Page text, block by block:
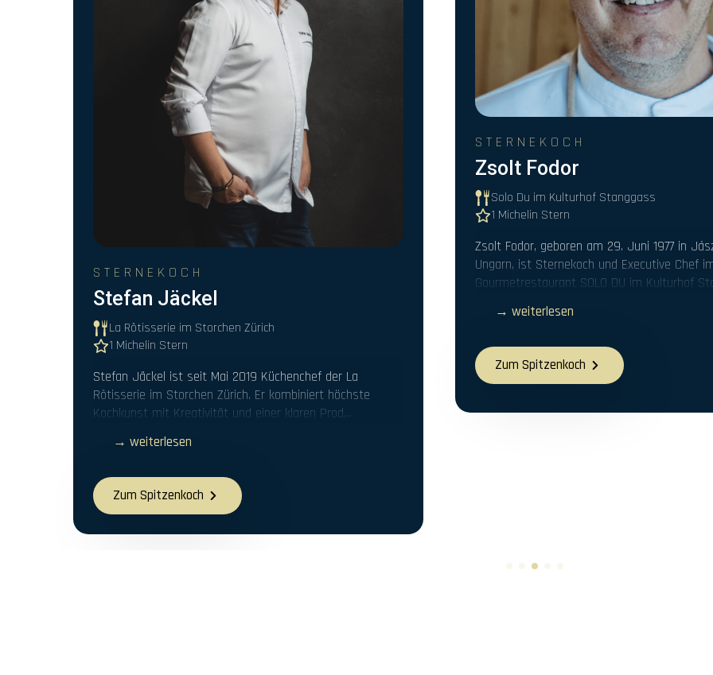
STERNEKOCH
Stefan Jäckel
La Rôtisserie im Storchen Zürich
1 Michelin Stern
Stefan Jäckel ist seit Mai 2019 Küchenchef der La
Rôtisserie im Storchen Zürich. Er kombiniert höchste
Kochkunst mit Kreativität und einer klaren Prod...
→ weiterlesen
Zum Spitzenkoch
STERNEKOCH
Zsolt Fodor
Solo Du im Kulturhof Stanggass
1 Michelin Stern
Zsolt Fodor, geboren am 29. Juni 1977 in
Ungarn, ist Sternekoch und Executive Chef
Gourmetrestaurant SOLO DU im Kulturhof
→ weiterlesen
Zum Spitzenkoch